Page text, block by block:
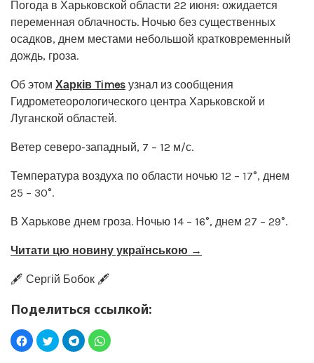
Погода в Харьковской области 22 июня: ожидается
переменная облачность. Ночью без существенных
осадков, днем местами небольшой кратковременный
дождь, гроза.
Об этом Харків Times узнал из сообщения
Гидрометеорологического центра Харьковской и
Луганской областей.
Ветер северо-западный, 7 – 12 м/с.
Температура воздуха по области ночью 12 – 17°, днем
25 – 30°.
В Харькове днем гроза. Ночью 14 – 16°, днем 27 – 29°.
Читати цю новину українською →
🖋️ Сергій Бобок 🖋️
Поделиться ссылкой: